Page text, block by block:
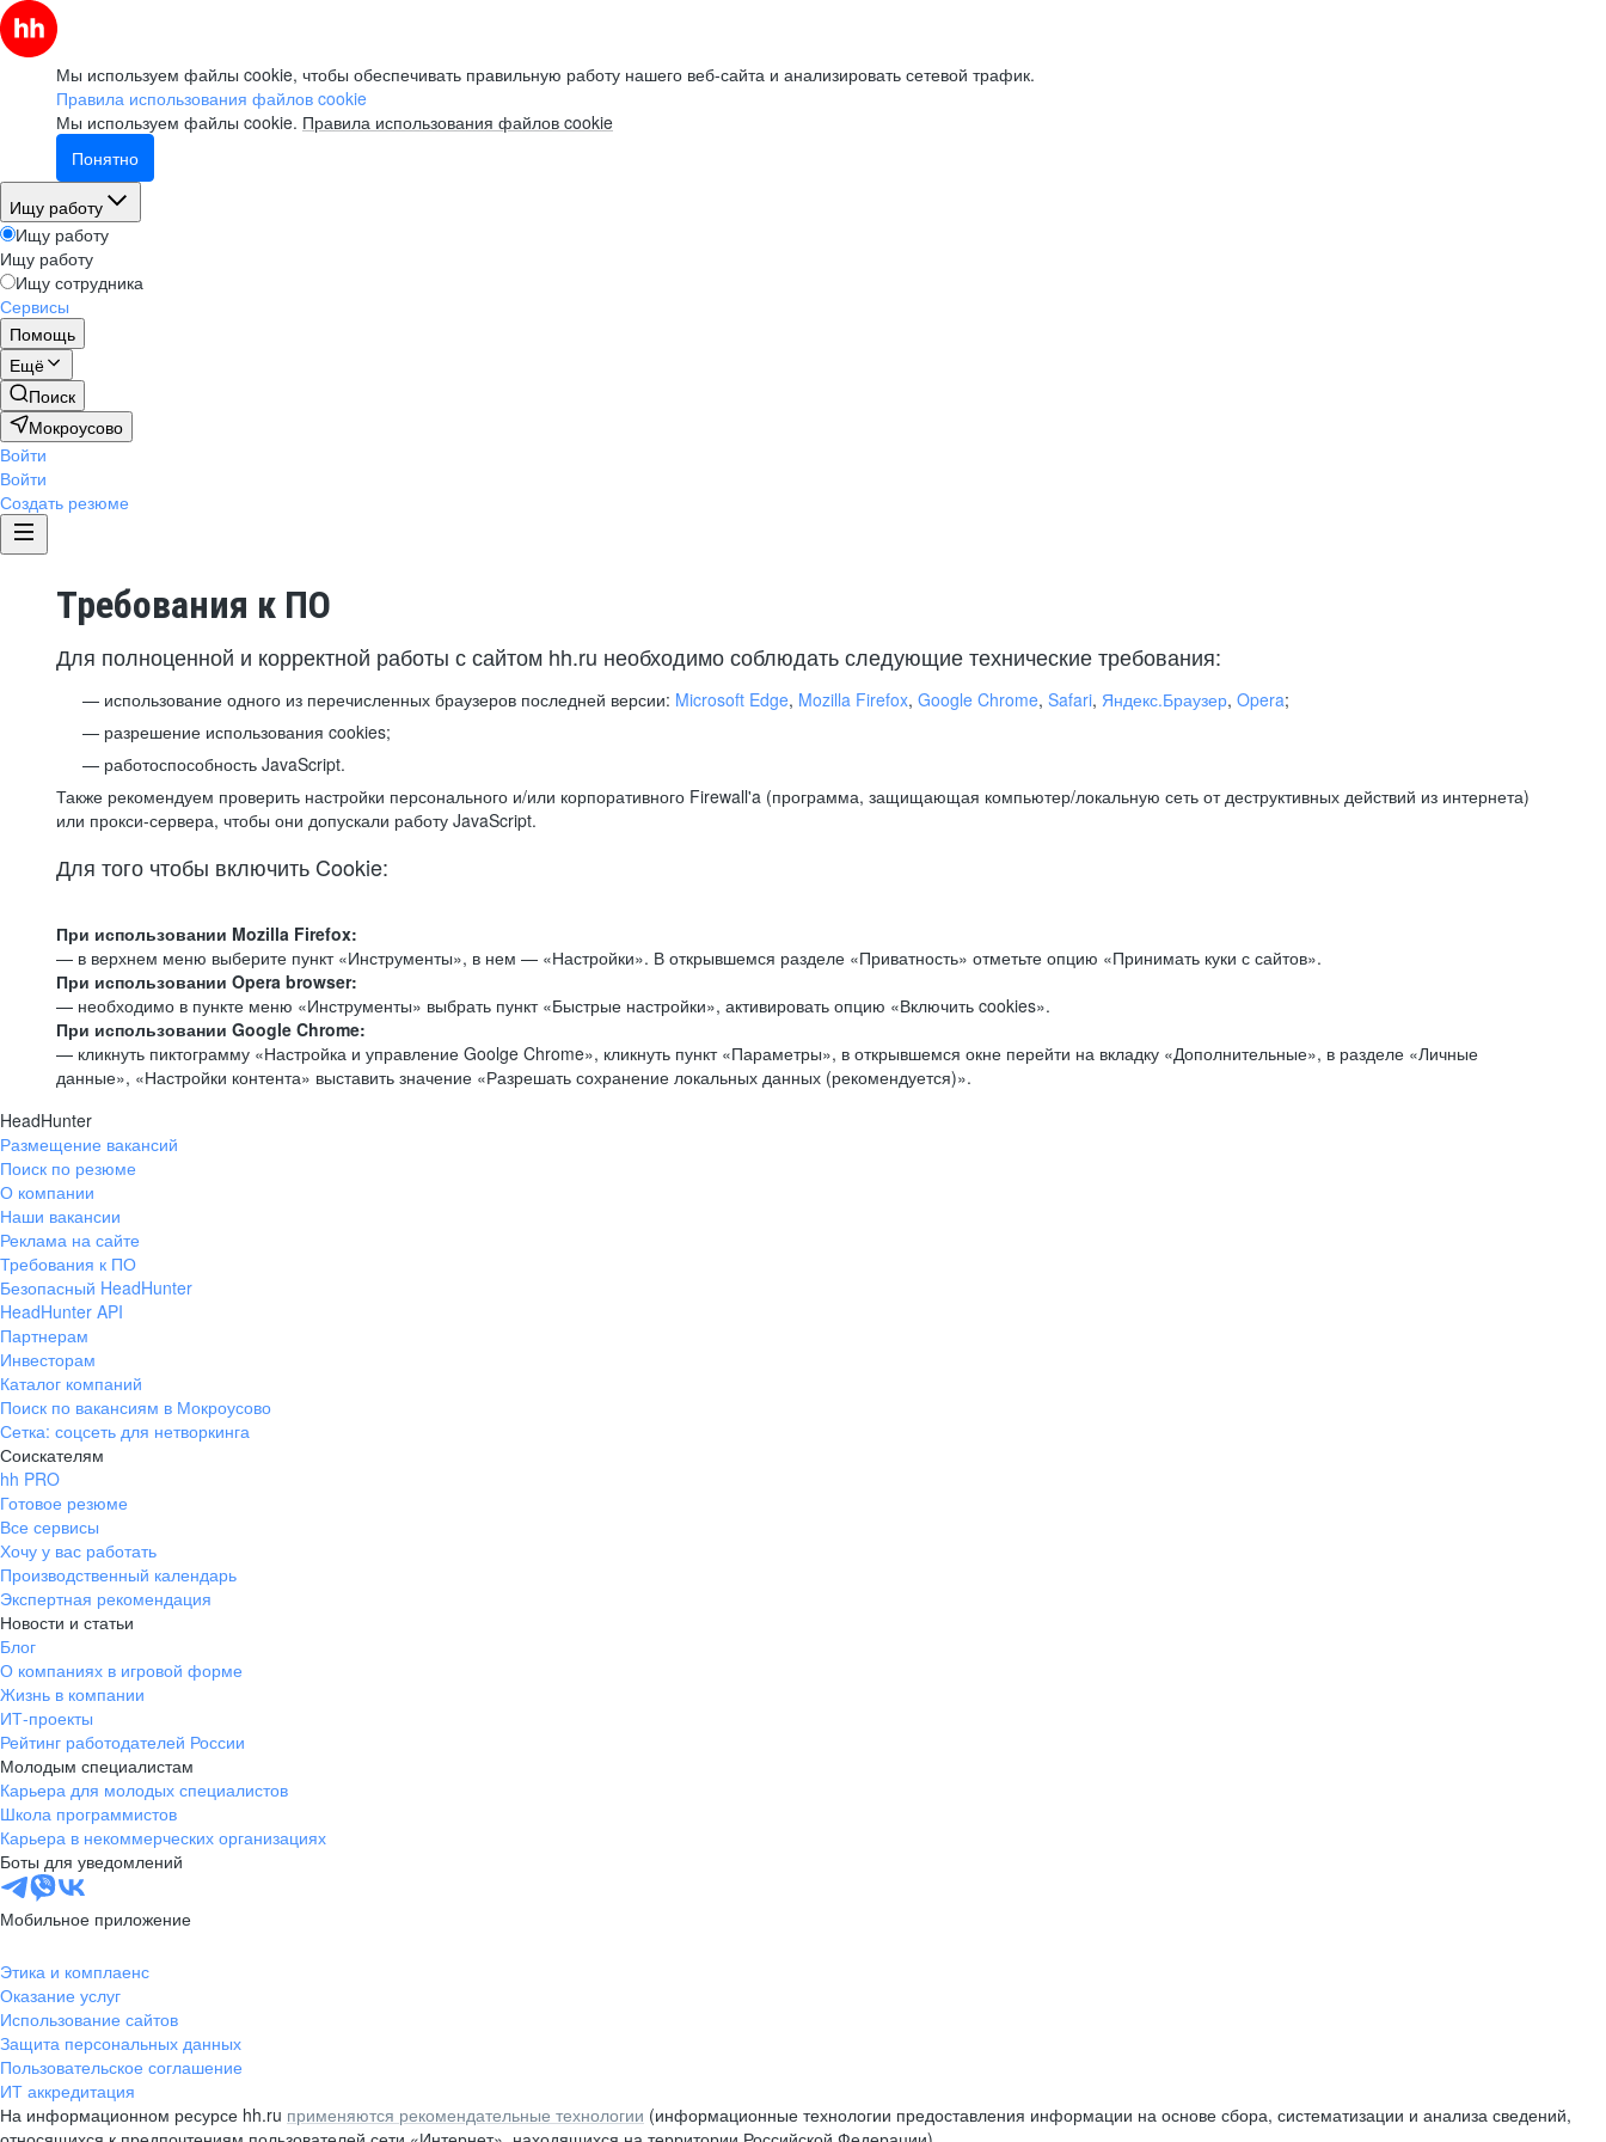
Мы используем файлы cookie, чтобы обеспечивать правильную работу нашего веб-сайта и анализировать сетевой трафик.
Правила использования файлов cookie
Мы используем файлы cookie. Правила использования файлов cookie
Понятно
Ищу работу
Ищу работу
Ищу работу
Ищу сотрудника
Сервисы
Помощь
Ещё
Поиск
Мокроусово
Войти
Войти
Создать резюме
Требования к ПО
Для полноценной и корректной работы с сайтом hh.ru необходимо соблюдать следующие технические требования:
использование одного из перечисленных браузеров последней версии: Microsoft Edge, Mozilla Firefox, Google Chrome, Safari, Яндекс.Браузер, Opera;
разрешение использования cookies;
работоспособность JavaScript.
Также рекомендуем проверить настройки персонального и/или корпоративного Firewall'a (программа, защищающая компьютер/локальную сеть от деструктивных действий из интернета)
или прокси-сервера, чтобы они допускали работу JavaScript.
Для того чтобы включить Cookie:
При использовании Mozilla Firefox:
— в верхнем меню выберите пункт «Инструменты», в нем — «Настройки». В открывшемся разделе «Приватность» отметьте опцию «Принимать куки с сайтов».
При использовании Opera browser:
— необходимо в пункте меню «Инструменты» выбрать пункт «Быстрые настройки», активировать опцию «Включить cookies».
При использовании Google Chrome:
— кликнуть пиктограмму «Настройка и управление Goolge Chrome», кликнуть пункт «Параметры», в открывшемся окне перейти на вкладку «Дополнительные», в разделе «Личные
данные», «Настройки контента» выставить значение «Разрешать сохранение локальных данных (рекомендуется)».
HeadHunter
Размещение вакансий
Поиск по резюме
О компании
Наши вакансии
Реклама на сайте
Требования к ПО
Безопасный HeadHunter
HeadHunter API
Партнерам
Инвесторам
Каталог компаний
Поиск по вакансиям в Мокроусово
Сетка: соцсеть для нетворкинга
Соискателям
hh PRO
Готовое резюме
Все сервисы
Хочу у вас работать
Производственный календарь
Экспертная рекомендация
Новости и статьи
Блог
О компаниях в игровой форме
Жизнь в компании
ИТ-проекты
Рейтинг работодателей России
Молодым специалистам
Карьера для молодых специалистов
Школа программистов
Карьера в некоммерческих организациях
Боты для уведомлений
Мобильное приложение
Этика и комплаенс
Оказание услуг
Использование сайтов
Защита персональных данных
Пользовательское соглашение
ИТ аккредитация
На информационном ресурсе hh.ru применяются рекомендательные технологии (информационные технологии предоставления информации на основе сбора, систематизации и анализа сведений,